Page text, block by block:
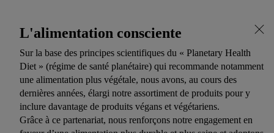
L'alimentation consciente
Sur la base des principes scientifiques du « Planetary Health
Diet » (régime de santé planétaire) qui recommande notamment
une alimentation plus végétale, nous avons, au cours des
dernières années, élargi notre assortiment de produits pour y
inclure davantage de produits végans et végétariens.
Grâce à ce partenariat, nous renforçons notre engagement en